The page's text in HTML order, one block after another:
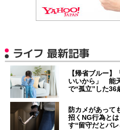
ライフ 最新記事
【帰省ブルー
いいから」 能
で“孤立”した36
防カメがあって
招くNG行為と
す“留守だとバ